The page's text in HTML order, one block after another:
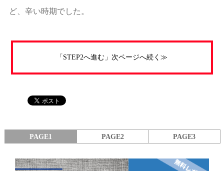
ど、辛い時期でした。
「STEP2へ進む」次ページへ続く≫
PAGE1 PAGE2 PAGE3